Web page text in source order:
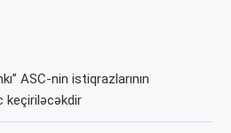
ASC-nin istiqrazlarının
keçiriləcəkdir